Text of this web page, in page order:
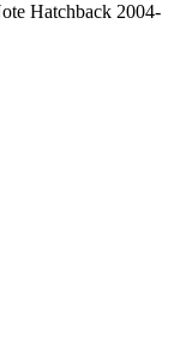
Hatchback 2004-